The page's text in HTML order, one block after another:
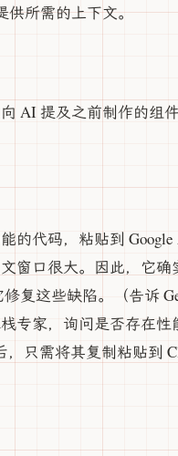
供所需的上下文。
AI 提及之前制作的组
代码，粘贴到 Google
窗口很大。因此，它
修复这些缺陷。（告诉
专家，询问是否存在
只需将其复制粘贴到